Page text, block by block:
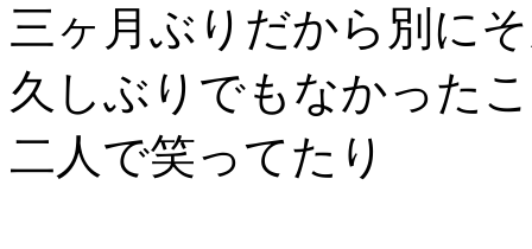
三ヶ月ぶりだから別に
久しぶりでもなかった
二人で笑ってたり